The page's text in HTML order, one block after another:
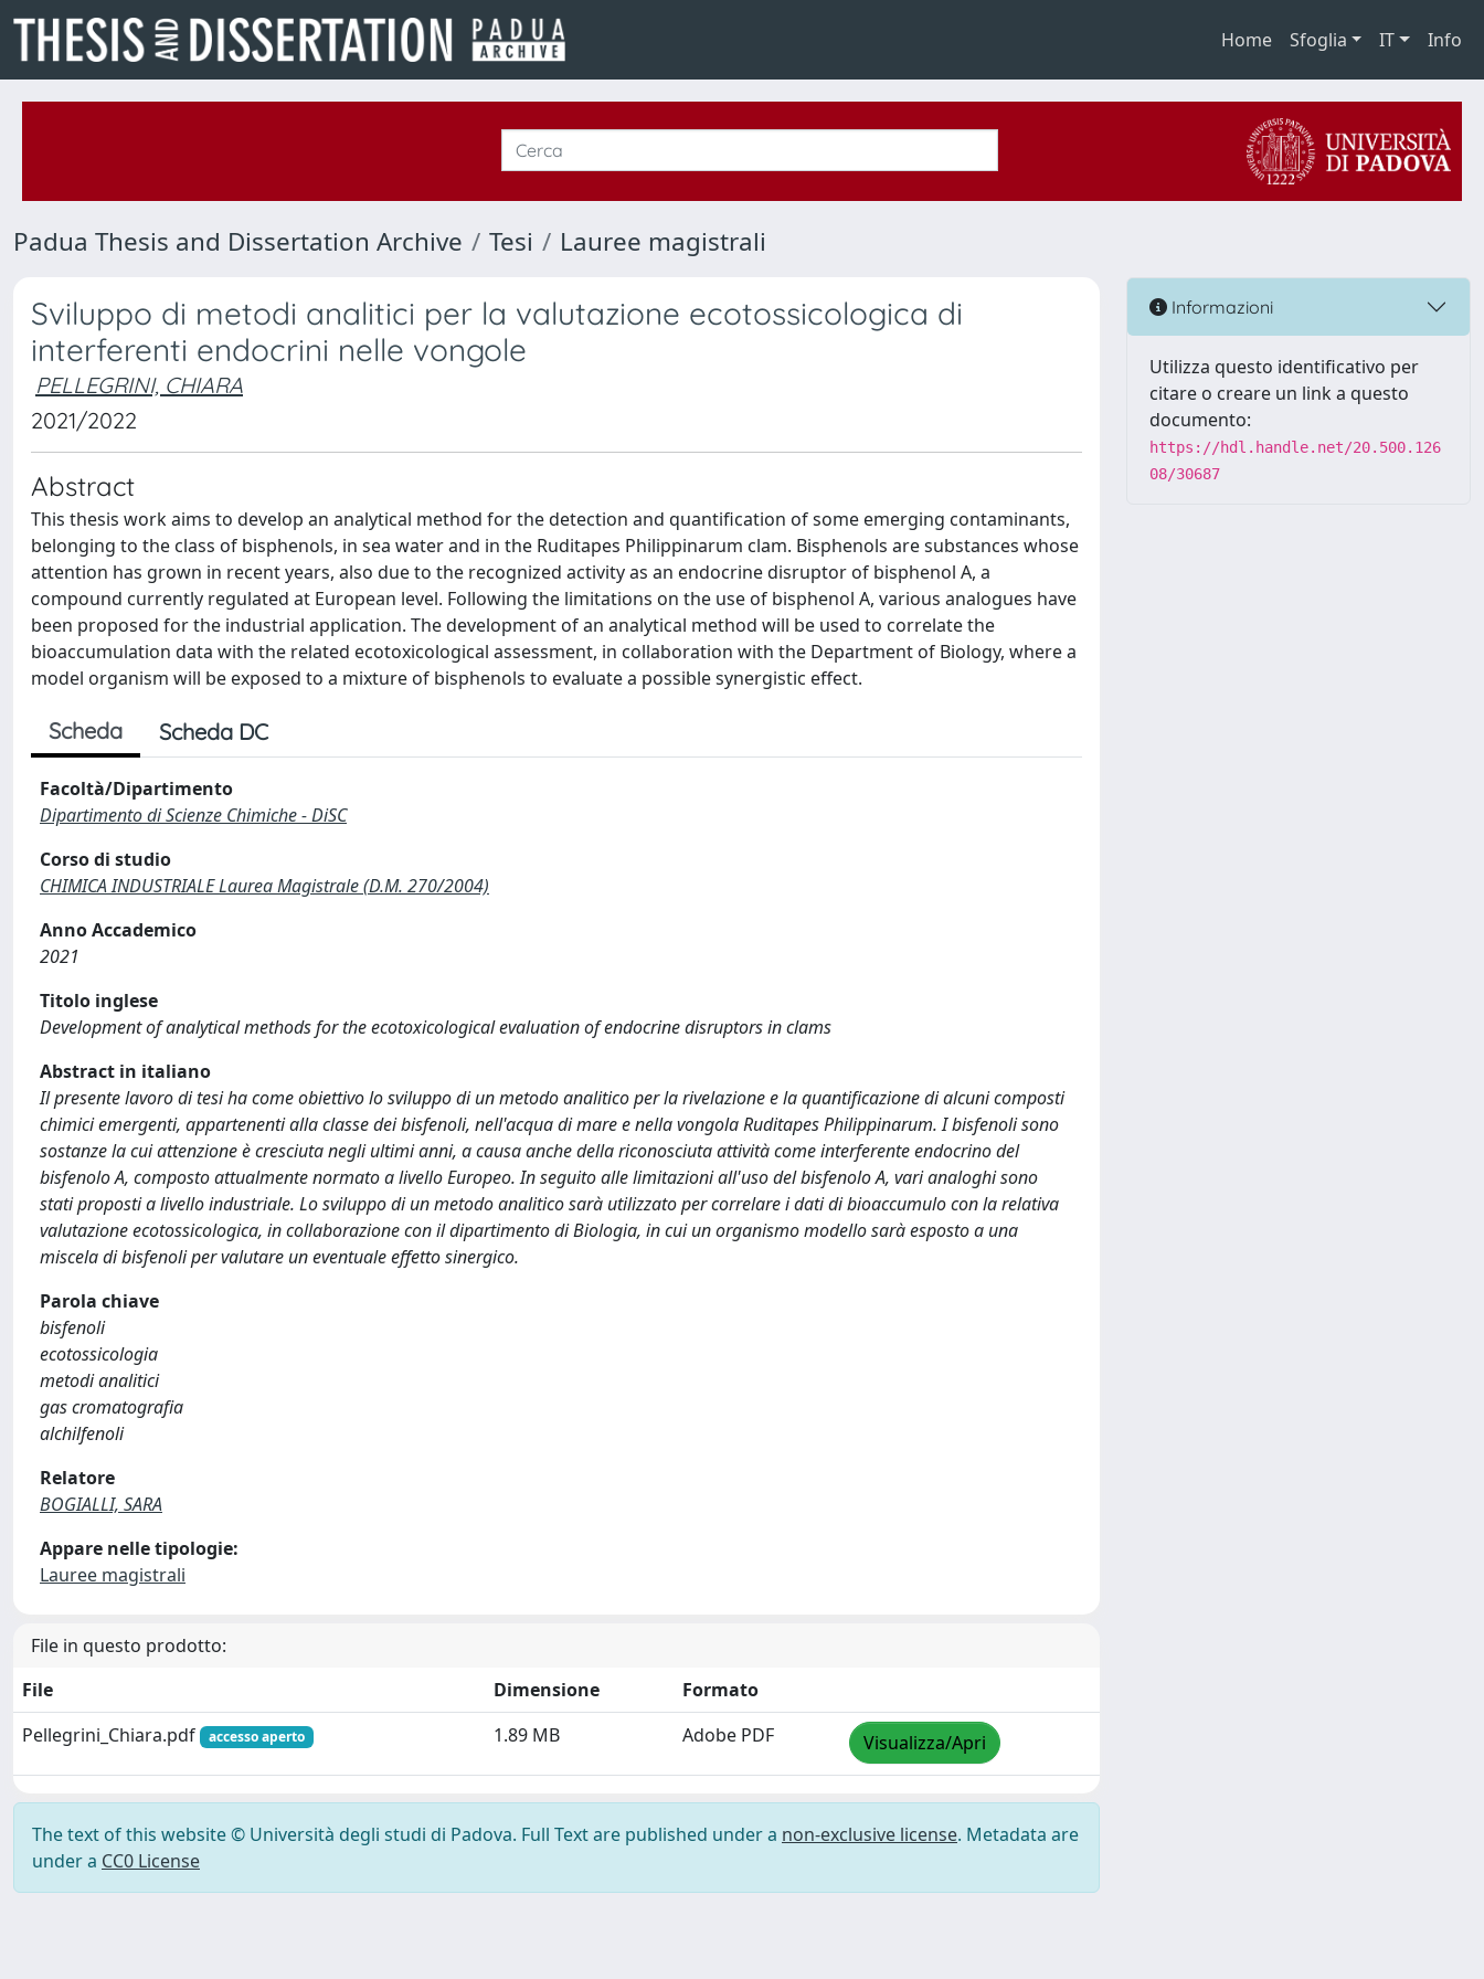
Home Sfoglia IT Info
Padua Thesis and Dissertation Archive Tesi Lauree magistrali
Sviluppo di metodi analitici per la valutazione ecotossicologica di
interferenti endocrini nelle vongole
PELLEGRINI, CHIARA
2021/2022
Abstract
This thesis work aims to develop an analytical method for the detection and quantification of some emerging contaminants,
belonging to the class of bisphenols, in sea water and in the Ruditapes Philippinarum clam. Bisphenols are substances whose
attention has grown in recent years, also due to the recognized activity as an endocrine disruptor of bisphenol A, a
compound currently regulated at European level. Following the limitations on the use of bisphenol A, various analogues have
been proposed for the industrial application. The development of an analytical method will be used to correlate the
bioaccumulation data with the related ecotoxicological assessment, in collaboration with the Department of Biology, where a
model organism will be exposed to a mixture of bisphenols to evaluate a possible synergistic effect.
Scheda Scheda DC
Facoltà/Dipartimento
Dipartimento di Scienze Chimiche - DiSC
Corso di studio
CHIMICA INDUSTRIALE Laurea Magistrale (D.M. 270/2004)
Anno Accademico
2021
Titolo inglese
Development of analytical methods for the ecotoxicological evaluation of endocrine disruptors in clams
Abstract in italiano
Il presente lavoro di tesi ha come obiettivo lo sviluppo di un metodo analitico per la rivelazione e la quantificazione di alcuni composti
chimici emergenti, appartenenti alla classe dei bisfenoli, nell'acqua di mare e nella vongola Ruditapes Philippinarum. I bisfenoli sono
sostanze la cui attenzione è cresciuta negli ultimi anni, a causa anche della riconosciuta attività come interferente endocrino del
bisfenolo A, composto attualmente normato a livello Europeo. In seguito alle limitazioni all'uso del bisfenolo A, vari analoghi sono
stati proposti a livello industriale. Lo sviluppo di un metodo analitico sarà utilizzato per correlare i dati di bioaccumulo con la relativa
valutazione ecotossicologica, in collaborazione con il dipartimento di Biologia, in cui un organismo modello sarà esposto a una
miscela di bisfenoli per valutare un eventuale effetto sinergico.
Parola chiave
bisfenoli
ecotossicologia
metodi analitici
gas cromatografia
alchilfenoli
Relatore
BOGIALLI, SARA
Appare nelle tipologie:
Lauree magistrali
File in questo prodotto:
File
Dimensione
Formato
Pellegrini_Chiara.pdf
accesso aperto 1.89 MB Adobe PDF Visualizza/Apri
The text of this website © Università degli studi di Padova. Full Text are published under a non-exclusive license. Metadata are
under a CC0 License
Informazioni
Utilizza questo identificativo per
citare o creare un link a questo
documento:
https://hdl.handle.net/20.500.126
08/30687